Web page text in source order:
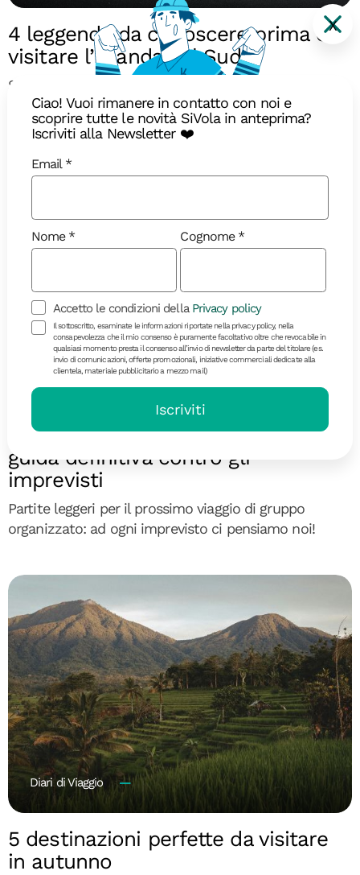
4 leggende da conoscere prima di
visitare l’Islanda del Sud
Scoprite le leggende millenarie che si nascondono
dietro i luoghi più iconici da visitare in Islanda del
Sud
Diari di Viaggio
Viaggi di gruppo zero stress:
guida definitiva contro gli
imprevisti
Partite leggeri per il prossimo viaggio di gruppo
organizzato: ad ogni imprevisto ci pensiamo noi!
Diari di Viaggio
5 destinazioni perfette da visitare
in autunno
X
Ciao! Vuoi rimanere in contatto con noi e
scoprire tutte le novità SiVola in anteprima?
Iscriviti alla Newsletter ❤️
Email
Nome Cognome
Accetto le condizioni della Privacy policy
Il sottoscritto, esaminate le informazioni riportate nella privacy policy, nella
consapevolezza che il mio consenso è puramente facoltativo oltre che revocabile in
qualsiasi momento presta il consenso all’invio di newsletter da parte del titolare (es.
invio di comunicazioni, offerte promozionali, iniziative commerciali dedicate alla
clientela, materiale pubblicitario a mezzo mail)
Iscriviti